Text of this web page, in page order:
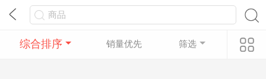
综合排序 销量优先 筛选